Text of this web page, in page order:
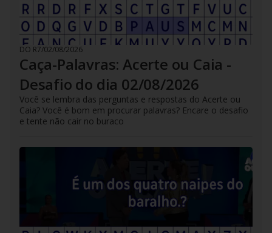
DO R7/02/08/2026
Caça-Palavras: Acerte ou Caia -
Desafio do dia 02/08/2026
Você se lembra das perguntas e respostas do Acerte ou
Caia? Você é bom em procurar palavras? Encare o desafio
e tente não cair no buraco